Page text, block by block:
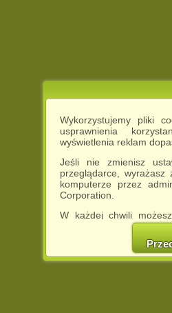
Wykorzystujemy pliki
usprawnienia
wyświetlenia reklam
Jeśli nie zmienisz
przeglądarce,
komputerze przez
Corporation.
W każdej chwili
cookies w swojej
w naszej
http://chomikuj.pl/